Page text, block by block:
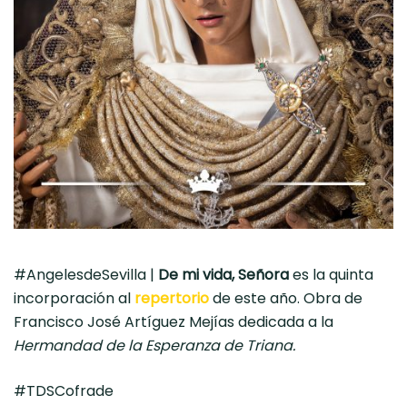
#AngelesdeSevilla | De mi vida, Señoraes la quinta
incorporación al repertoriode este año. Obra de
Francisco José Artíguez Mejías dedicada a la
Hermandad de la Esperanza de Triana.
#TDSCofrade